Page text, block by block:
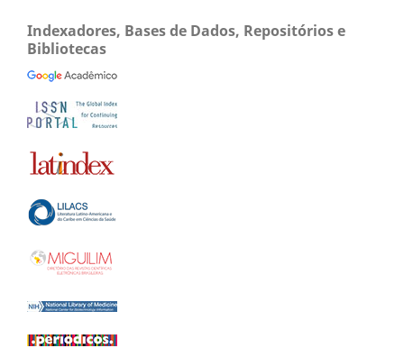
Indexadores, Bases de Dados, Repositórios e
Bibliotecas